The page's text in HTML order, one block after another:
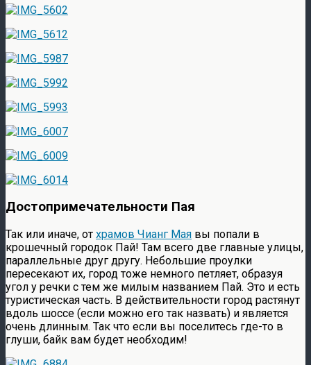
Достопримечательности Пая
Так или иначе, от храмов Чианг Мая вы попали в
крошечный городок Пай! Там всего две главные улицы,
параллельные друг другу. Небольшие проулки
пересекают их, город тоже немного петляет, образуя
угол у речки с тем же милым названием Пай. Это и есть
туристическая часть. В действительности город растянут
вдоль шоссе (если можно его так назвать) и является
очень длинным. Так что если вы поселитесь где-то в
глуши, байк вам будет необходим!